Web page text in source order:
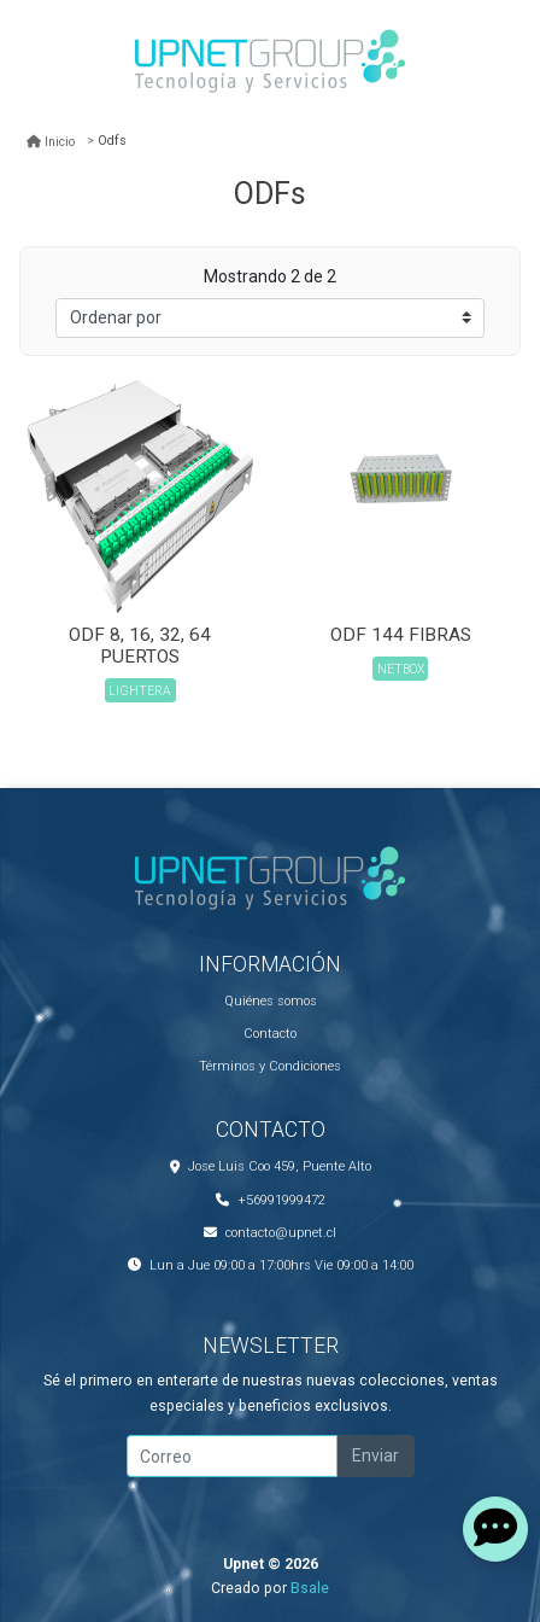
Inicio Odfs
ODFs
Mostrando 2 de 2
ODF 8, 16, 32, 64
PUERTOS
LIGHTERA
ODF 144 FIBRAS
NETBOX
INFORMACIÓN
Quiénes somos
Contacto
Términos y Condiciones
CONTACTO
Jose Luis Coo 459, Puente Alto
+56991999472
contacto@upnet.cl
Lun a Jue 09:00 a 17:00hrs Vie 09:00 a 14:00
NEWSLETTER
Sé el primero en enterarte de nuestras nuevas colecciones, ventas
especiales y beneficios exclusivos.
Enviar
Upnet © 2026
Creado por Bsale